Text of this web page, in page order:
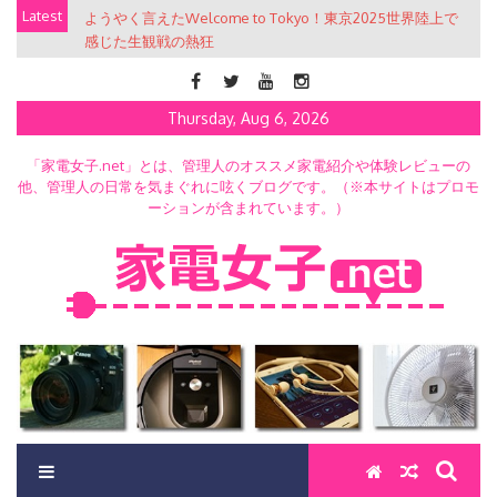
Skip
content
Latest
ようやく言えたWelcome to Tokyo！東京2025世界陸上で
感じた生観戦の熱狂
Thursday, Aug 6, 2026
「家電女子.net」とは、管理人のオススメ家電紹介や体験レビューの
他、管理人の日常を気まぐれに呟くブログです。（※本サイトはプロモ
ーションが含まれています。）